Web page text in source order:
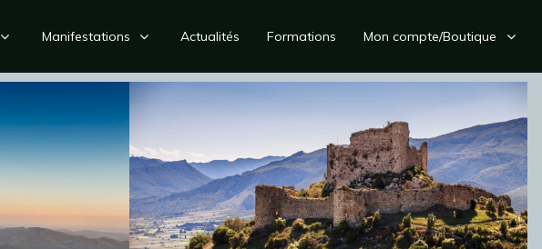
Manifestations Actualités Formations Mon compte/Boutique